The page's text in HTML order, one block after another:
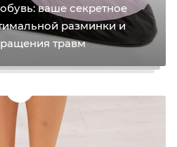
ваше секретное
разминки и
травм